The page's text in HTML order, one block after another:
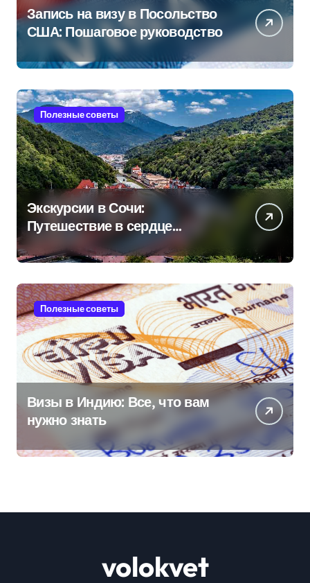
Запись на визу в Посольство
США: Пошаговое руководство
Полезные советы
Экскурсии в Сочи:
Путешествие в сердце
Черноморского курорта
Полезные советы
Визы в Индию: Все, что вам
нужно знать
volokvet